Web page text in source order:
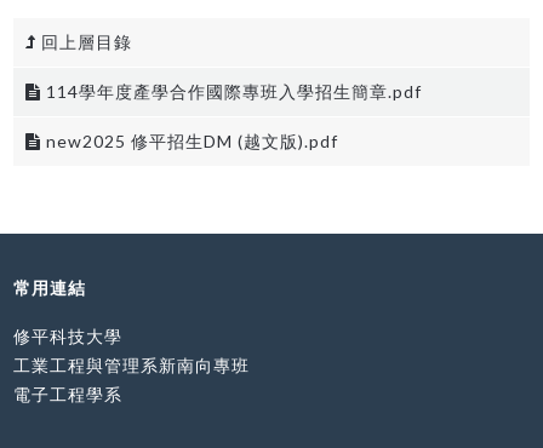
回上層目錄
114學年度產學合作國際專班入學招生簡章.pdf
new2025 修平招生DM (越文版).pdf
常用連結
修平科技大學
工業工程與管理系新南向專班
電子工程學系